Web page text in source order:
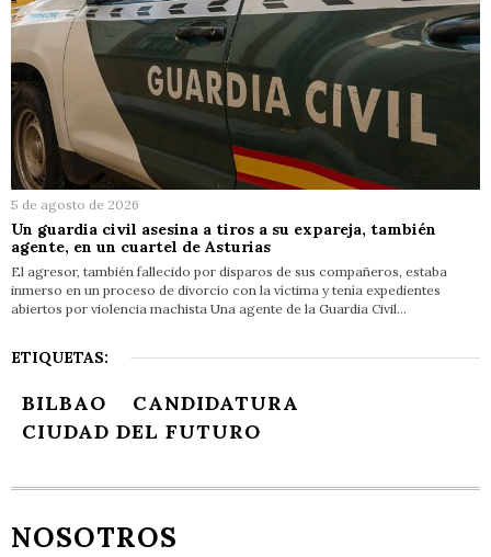
5 de agosto de 2026
Un guardia civil asesina a tiros a su expareja, también
agente, en un cuartel de Asturias
El agresor, también fallecido por disparos de sus compañeros, estaba
inmerso en un proceso de divorcio con la víctima y tenía expedientes
abiertos por violencia machista Una agente de la Guardia Civil…
ETIQUETAS:
BILBAO
CANDIDATURA
CIUDAD DEL FUTURO
NOSOTROS